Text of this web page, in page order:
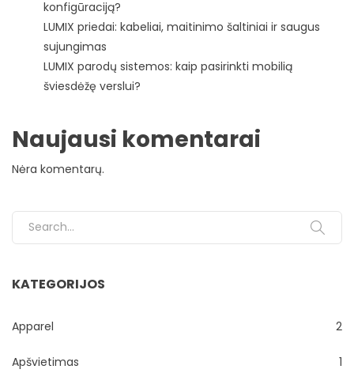
konfigūraciją?
LUMIX priedai: kabeliai, maitinimo šaltiniai ir saugus
sujungimas
LUMIX parodų sistemos: kaip pasirinkti mobilią
šviesdėžę verslui?
Naujausi komentarai
Nėra komentarų.
Search for:
KATEGORIJOS
Apparel 2
Apšvietimas 1